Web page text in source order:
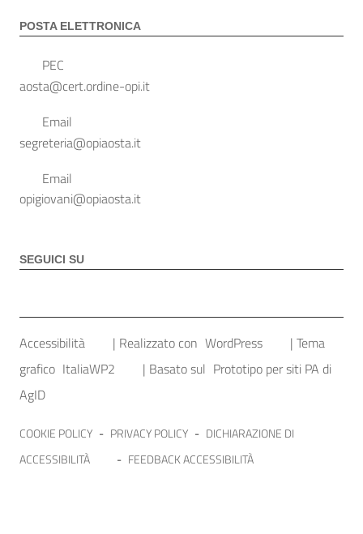
POSTA ELETTRONICA
PEC
aosta@cert.ordine-opi.it
Email
segreteria@opiaosta.it
Email
opigiovani@opiaosta.it
SEGUICI SU
Sezione Link Utili
Accessibilità | Realizzato con WordPress | Tema
grafico ItaliaWP2 | Basato sul Prototipo per siti PA di
AgID
COOKIE POLICY - PRIVACY POLICY - DICHIARAZIONE DI
ACCESSIBILITÀ
- FEEDBACK ACCESSIBILITÀ